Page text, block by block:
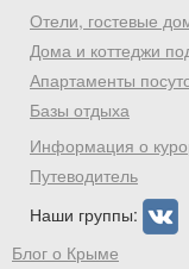
Отели, гостевые
Дома и коттеджи
Апартаменты
Базы отдыха
Информация о
Путеводитель
Наши группы:
Блог о Крыме
Хочешь